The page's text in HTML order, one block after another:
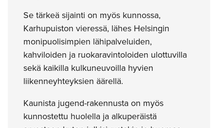
Se tärkeä sijainti on myös kunnossa,
Karhupuiston vieressä, lähes Helsingin
monipuolisimpien lähipalveluiden,
kahviloiden ja ruokaravintoloiden ulottuvilla
sekä kaikilla kulkuneuvoilla hyvien
liikenneyhteyksien äärellä.
Kaunista jugend-rakennusta on myös
kunnostettu huolella ja alkuperäistä